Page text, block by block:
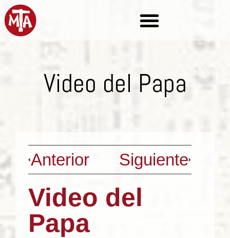
Video del Papa
Anterior Siguiente
Video del
Papa